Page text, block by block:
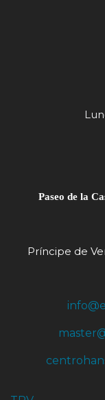
Paseo de la
Príncipe de